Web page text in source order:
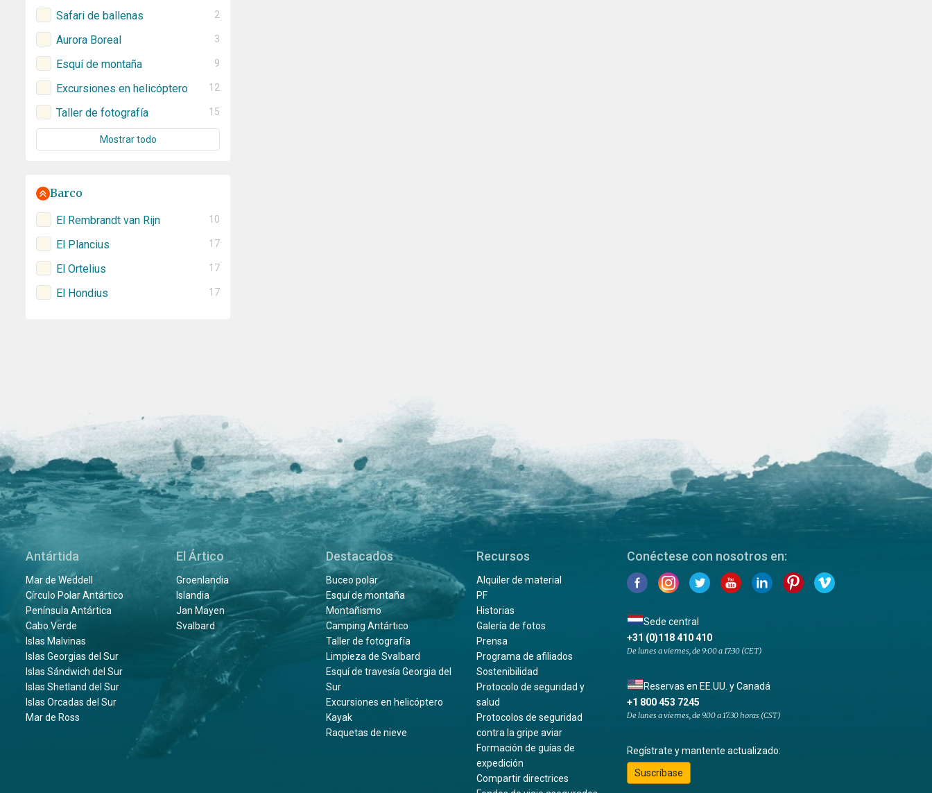
Safari de ballenas 2
Aurora Boreal 3
Esquí de montaña 9
Excursiones en helicóptero 12
Taller de fotografía 15
Mostrar todo
Barco
El Rembrandt van Rijn 10
El Plancius 17
El Ortelius 17
El Hondius 17
Antártida
Mar de Weddell
Círculo Polar Antártico
Península Antártica
Cabo Verde
Islas Malvinas
Islas Georgias del Sur
Islas Sándwich del Sur
Islas Shetland del Sur
Islas Orcadas del Sur
Mar de Ross
El Ártico
Groenlandia
Islandia
Jan Mayen
Svalbard
Destacados
Buceo polar
Esquí de montaña
Montañismo
Camping Antártico
Taller de fotografía
Limpieza de Svalbard
Esquí de travesía Georgia del
Sur
Excursiones en helicóptero
Kayak
Raquetas de nieve
Recursos
Alquiler de material
PF
Historias
Galería de fotos
Prensa
Programa de afiliados
Sostenibilidad
Protocolo de seguridad y
salud
Protocolos de seguridad
contra la gripe aviar
Formación de guías de
expedición
Compartir directrices
Conéctese con nosotros en:
Sede central
+31 (0)118 410 410
De lunes a viernes, de 9:00 a 17:30 (CET)
Reservas en EE.UU. y Canadá
+1 800 453 7245
De lunes a viernes, de 9.00 a 17.30 horas (CST)
Regístrate y mantente actualizado:
Suscríbase